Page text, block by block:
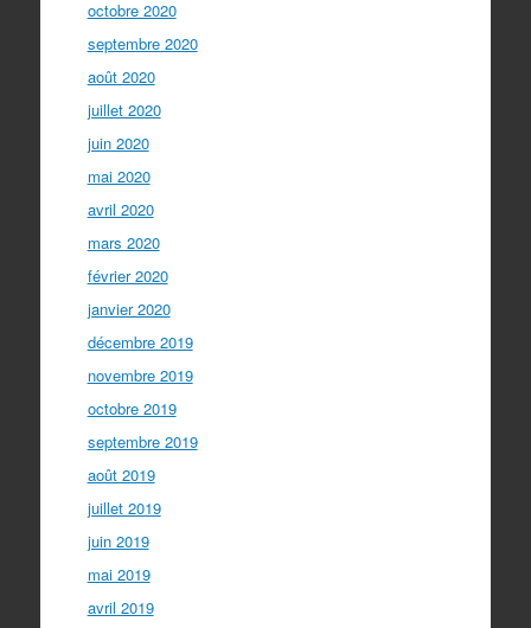
octobre 2020
septembre 2020
août 2020
juillet 2020
juin 2020
mai 2020
avril 2020
mars 2020
février 2020
janvier 2020
décembre 2019
novembre 2019
octobre 2019
septembre 2019
août 2019
juillet 2019
juin 2019
mai 2019
avril 2019